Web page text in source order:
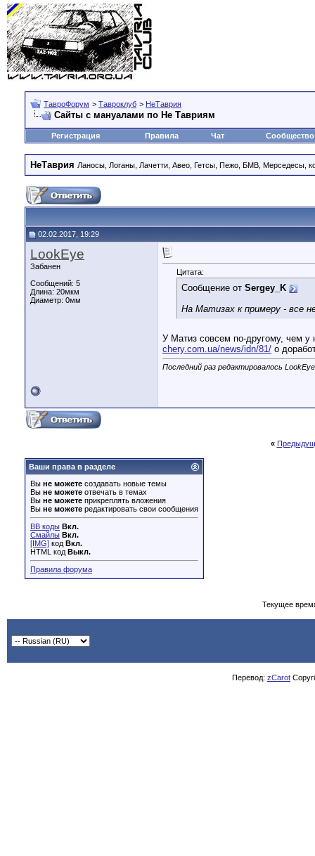
ТавроФорум > Тавроклуб > НеТаврия
Сайты с мануалами по Не Тавриям
Регистрация Правила Чат Сообщество
НеТаврия Ланосы, Логаны, Лачетти, Авео, Гетсы, Пежо, БМВ, Мерседесы,
02.02.2017, 19:29
LookEye
Забанен
Сообщений: 5
Длина: 20мкм
Диаметр: 0мм
Цитата:
Сообщение от Sergey_K
На Матизах к примеру - все
У Матиз совсем по-другому, чем у
chery.com.ua/news/idn/81/ о
Последний раз редактировалось
«
Ваши права в разделе
Вы не можете создавать новые темы
Вы не можете отвечать в темах
Вы не можете прикреплять вложения
Вы не можете редактировать свои сообщения
BB коды Вкл.
Смайлы Вкл.
[IMG] код Вкл.
HTML код Выкл.
Правила форума
Текущее
Перевод: zCarot